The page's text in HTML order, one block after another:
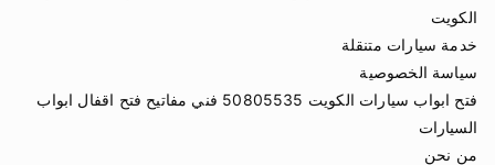
الكويت
خدمة سيارات متنقلة
سياسة الخصوصية
فتح ابواب سيارات الكويت 50805535 فني مفاتيح فتح اقفال ابواب
السيارات
من نحن